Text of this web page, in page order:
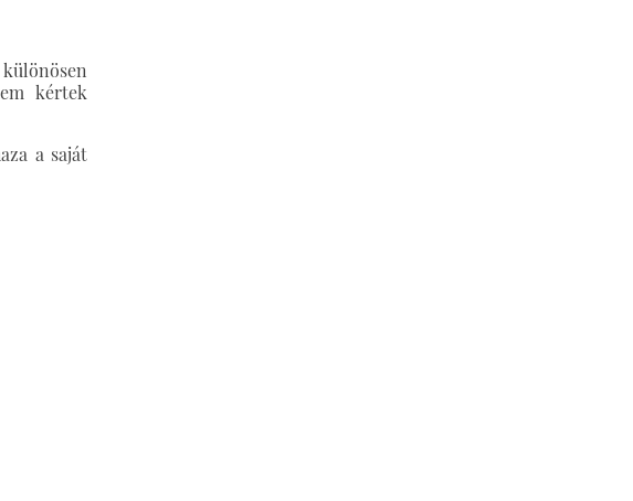
kértek
a saját